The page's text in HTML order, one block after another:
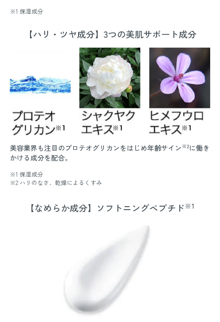
※1 保湿成分
【ハリ・ツヤ成分】3つの美肌サポート成分
美容業界も注目のプロテオグリカンをはじめ年齢サイン※2に働き
かける成分を配合。
※1 保湿成分
※2 ハリのなさ、乾燥によるくすみ
【なめらか成分】ソフトニングペプチド※1